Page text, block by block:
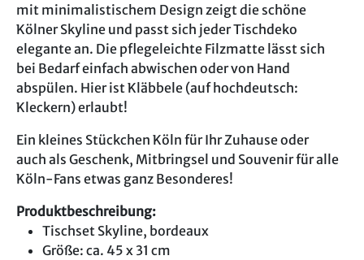
mit minimalistischem Design zeigt die schöne
Kölner Skyline und passt sich jeder Tischdeko
elegante an. Die pflegeleichte Filzmatte lässt sich
bei Bedarf einfach abwischen oder von Hand
abspülen. Hier ist Kläbbele (auf hochdeutsch:
Kleckern) erlaubt!
Ein kleines Stückchen Köln für Ihr Zuhause oder
auch als Geschenk, Mitbringsel und Souvenir für alle
Köln-Fans etwas ganz Besonderes!
Produktbeschreibung:
Tischset Skyline, bordeaux
Größe: ca. 45 x 31 cm